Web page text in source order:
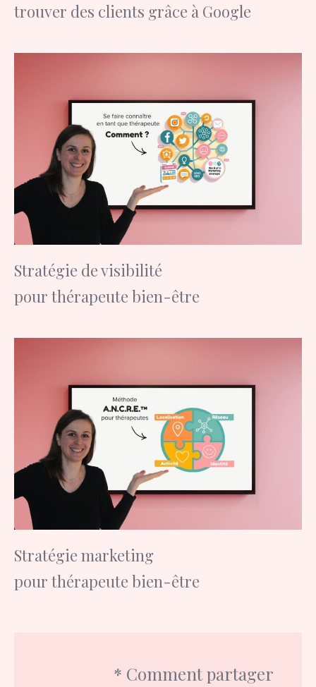
trouver des clients grâce à Google
Stratégie de visibilité
pour thérapeute bien-être
Stratégie marketing
pour thérapeute bien-être
* Comment partager